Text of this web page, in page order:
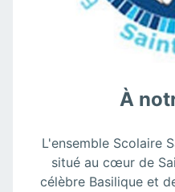
À
L'ensemble Scolaire
situé au cœur de
célèbre Basilique et